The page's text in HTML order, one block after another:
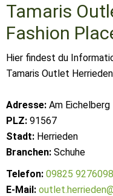
Tamaris
Fashion
Hier findest du
Tamaris Outlet
Adresse: Am Eichelberg
PLZ: 91567
Stadt: Herrieden
Branchen: Schuhe
Telefon: 09825 9276098
E-Mail: